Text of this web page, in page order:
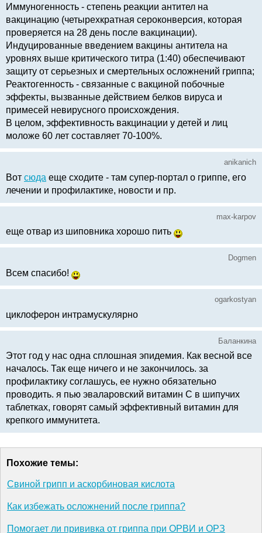
Иммуногенность - степень реакции антител на
вакцинацию (четырехкратная сероконверсия, которая
проверяется на 28 день после вакцинации).
Индуцированные введением вакцины антитела на
уровнях выше критического титра (1:40) обеспечивают
защиту от серьезных и смертельных осложнений гриппа;
Реактогенность - связанные с вакциной побочные
эффекты, вызванные действием белков вируса и
примесей невирусного происхождения.
В целом, эффективность вакцинации у детей и лиц
моложе 60 лет составляет 70-100%.
anikanich
Вот сюда еще сходите - там супер-портал о гриппе, его
лечении и профилактике, новости и пр.
max-karpov
еще отвар из шиповника хорошо пить
Dogmen
Всем спасибо!
ogarkostyan
циклоферон интрамускулярно
Баланкина
Этот год у нас одна сплошная эпидемия. Как весной все
началось. Так еще ничего и не закончилось. за
профилактику соглашусь, ее нужно обязательно
проводить. я пью эваларовский витамин С в шипучих
таблетках, говорят самый эффективный витамин для
крепкого иммунитета.
Похожие темы:
Свиной грипп и аскорбиновая кислота
Как избежать осложнений после гриппа?
Помогает ли прививка от гриппа при ОРВИ и ОРЗ